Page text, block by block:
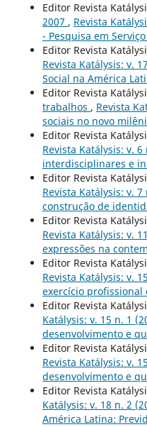
Editor Revista
2007 , Revista
- Pesquisa em
Editor Revista
Revista Katálysis: v.
Social na América
Editor Revista
trabalhos , Revista
sociais no novo
Editor Revista
Revista Katálysis: v.
interdisciplinares e
Editor Revista
Revista Katálysis: v.
construção de
Editor Revista
Revista Katálysis: v.
expressões na
Editor Revista
Revista Katálysis: v.
exercício profissional
Editor Revista
Katálysis: v. 15 n. 1
desenvolvimento e
Editor Revista
Revista Katálysis: v.
desenvolvimento e
Editor Revista
Katálysis: v. 18 n. 2
América Latina: